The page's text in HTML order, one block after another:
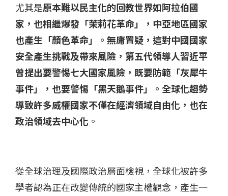
尤其是原本難以民主化的回教世界如阿拉伯國
家，也相繼爆發「茉莉花革命」，中亞地區國家
也產生「顏色革命」。無庸置疑，這對中國國家
安全產生挑戰及帶來風險，第五代領導人習近平
曾提出要警惕七大國家風險，既要防範「灰犀牛
事件」，也要警惕「黑天鵝事件」。全球化趨勢
導致許多威權國家不僅在經濟領域自由化，也在
政治領域去中心化 。
從全球治理及國際政治層面檢視，全球化被許多
學者認為正在改變傳統的國家主權觀念，產生一